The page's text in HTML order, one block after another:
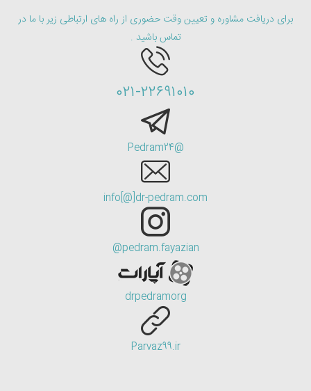
برای دریافت مشاوره و تعیین وقت حضوری از راه های ارتباطی زیر با ما در
تماس باشید .
۰۲۱-۲۲۶۹۱۰۱۰
@Pedram24
info[@]dr-pedram.com
pedram.fayazian@
drpedramorg
Parvaz99.ir